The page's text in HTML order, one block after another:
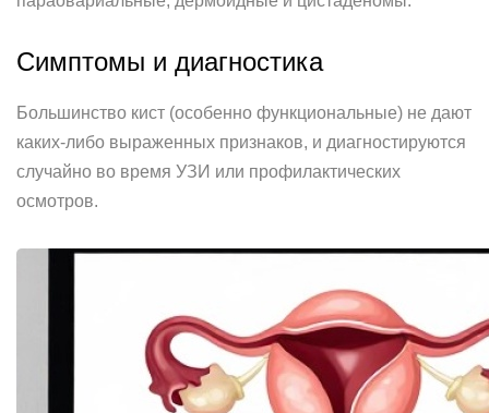
Симптомы и диагностика
Большинство кист (особенно функциональные) не дают
каких-либо выраженных признаков, и диагностируются
случайно во время УЗИ или профилактических
осмотров.